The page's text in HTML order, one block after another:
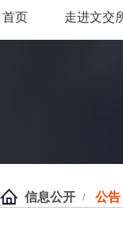
首页 走进文交
信息公开 / 公告